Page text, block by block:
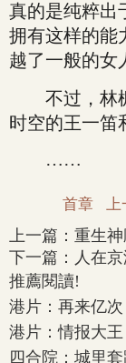
真的是纯粹出
拥有这样的能
越了一般的女
不过，林枫
时空的王一笛
……
首章 上
上一篇： 重生
下一篇： 人在
推薦閱讀!
港片：再来亿
港片：情报大
四合院：城里